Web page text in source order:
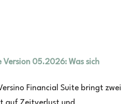
Version 05.2026: Was sich
Financial Suite bringt zwei